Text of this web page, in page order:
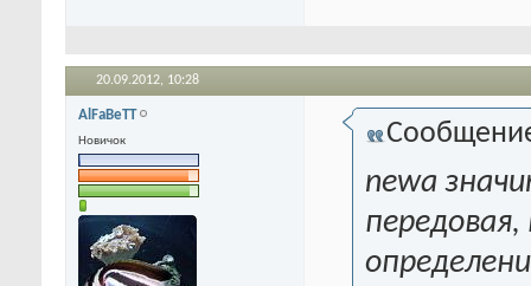
20.09.2012, 10:28
AlFaBeTT
Новичок
newa